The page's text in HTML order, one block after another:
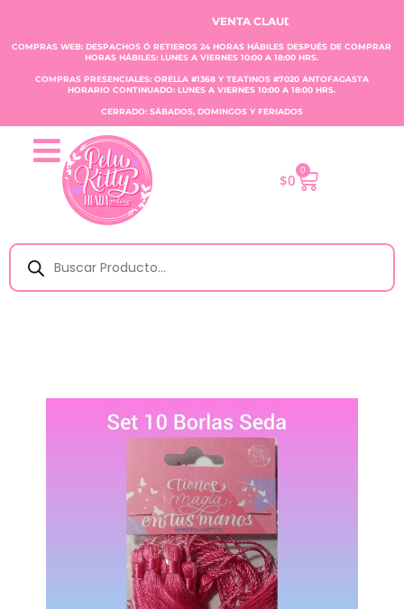
VENTA CLAUDIA TOBAR E.I.R.L.
COMPRAS WEB: DESPACHOS Ó RETIEROS 24 HORAS HÁBILES DESPUÉS DE COMPRAR
HORAS HÁBILES: LUNES A VIERNES 10:00 A 18:00 HRS.
COMPRAS PRESENCIALES: ORELLA #1368 Y TEATINOS #7020 ANTOFAGASTA
HORARIO CONTINUADO: LUNES A VIERNES 10:00 A 18:00 HRS.
CERRADO: SÁBADOS, DOMINGOS Y FERIADOS
$0
0